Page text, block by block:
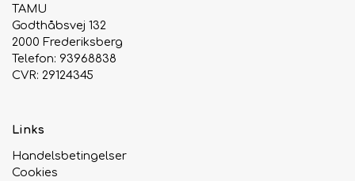
TAMU
Godthåbsvej 132
2000 Frederiksberg
Telefon: 93968838
CVR: 29124345
Links
Handelsbetingelser
Cookies